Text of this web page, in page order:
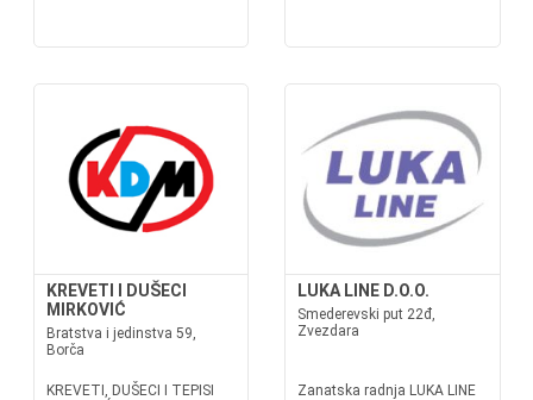
KREVETI I DUŠECI
MIRKOVIĆ
Bratstva i jedinstva 59,
Borča
KREVETI, DUŠECI I TEPISI
LUKA LINE D.O.O.
Smederevski put 22đ,
Zvezdara
Zanatska radnja LUKA LINE